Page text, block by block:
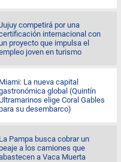
competirá por una
internacional con
proyecto que impulsa el
joven en turismo
Miami: La nueva capital
global (Quintín
elige Coral Gables
su desembarco)
La Pampa busca cobrar un
peaje a los camiones que
a Vaca Muerta